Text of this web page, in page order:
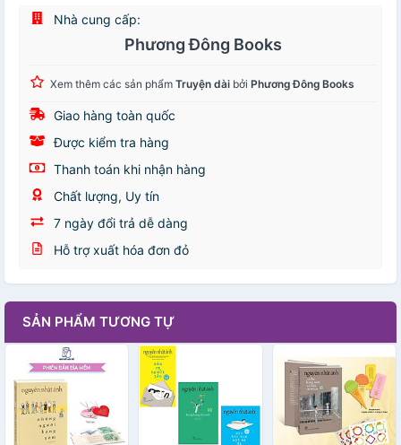
Nhà cung cấp:
Phương Đông Books
Xem thêm các sản phẩm Truyện dài bởi Phương Đông Books
Giao hàng toàn quốc
Được kiểm tra hàng
Thanh toán khi nhận hàng
Chất lượng, Uy tín
7 ngày đổi trả dễ dàng
Hỗ trợ xuất hóa đơn đỏ
SẢN PHẨM TƯƠNG TỰ